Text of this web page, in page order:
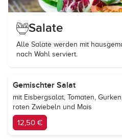
Salate
Alle Salate werden mit
nach Wahl serviert.
Gemischter Salat
mit Eisbergsalat, Tomaten,
roten Zwiebeln und Mais
12,50 €